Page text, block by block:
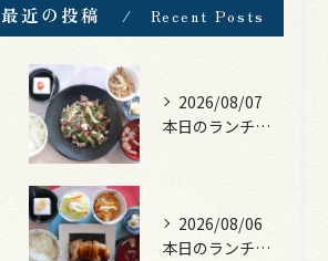
最近の投稿 Recent Posts
2026/08/07
本日のランチは、黒毛和牛のチャプチェ！
2026/08/06
本日のランチは、照焼きチキン！